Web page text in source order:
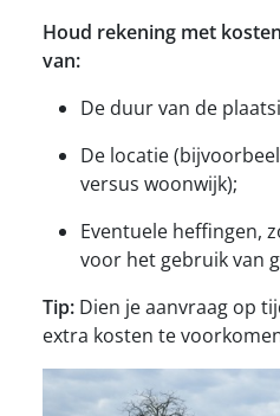
Houd rekening met
van:
De duur van de
De locatie
versus woonwijk);
Eventuele heffingen,
voor het gebruik van
Tip: Dien je aanvraag op
extra kosten te